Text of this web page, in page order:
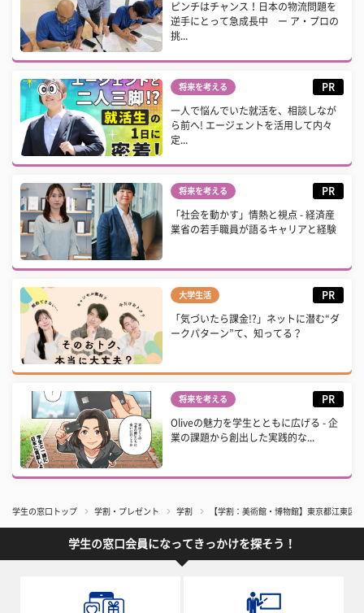
ピンチはチャンス！日本の物流問題を
逆手にとって急成長中 ー ア・プロの
挑...
将来を考える PR
一人で悩んでいた就活を、相談しなが
ら前へ! エージェントを活用して内々
定...
将来を考える PR
「社会を動かす」情熱と視点 - 経済産
業省の若手職員が語るキャリアと経験
大学生活 PR
「気づいたら課金!?」ネットに潜む“ダ
ークパターン”て、知ってる？
将来を考える PR
Oliveの魅力を学生とともに広げる - 企
業の課題から創出した実践的な...
学生の窓口トップ 学割・プレゼント 学割 【学割：美術館・博物館】東京都江東区
学生の窓口会員になってきっかけを探そう！